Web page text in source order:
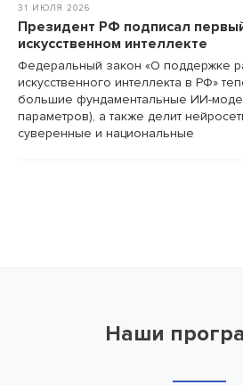
31 ИЮЛЯ 2026
Президент РФ подписал первый
искусственном интеллекте
Федеральный закон «О поддержке
искусственного интеллекта в РФ»
большие фундаментальные ИИ-
параметров), а также делит
суверенные и национальные
Наши